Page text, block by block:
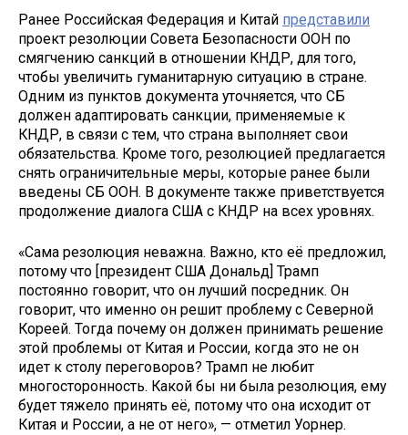
Ранее Российская Федерация и Китай представили
проект резолюции Совета Безопасности ООН по
смягчению санкций в отношении КНДР, для того,
чтобы увеличить гуманитарную ситуацию в стране.
Одним из пунктов документа уточняется, что СБ
должен адаптировать санкции, применяемые к
КНДР, в связи с тем, что страна выполняет свои
обязательства. Кроме того, резолюцией предлагается
снять ограничительные меры, которые ранее были
введены СБ ООН. В документе также приветствуется
продолжение диалога США с КНДР на всех уровнях.
«Сама резолюция неважна. Важно, кто её предложил,
потому что [президент США Дональд] Трамп
постоянно говорит, что он лучший посредник. Он
говорит, что именно он решит проблему с Северной
Кореей. Тогда почему он должен принимать решение
этой проблемы от Китая и России, когда это не он
идет к столу переговоров? Трамп не любит
многосторонность. Какой бы ни была резолюция, ему
будет тяжело принять её, потому что она исходит от
Китая и России, а не от него», — отметил Уорнер.